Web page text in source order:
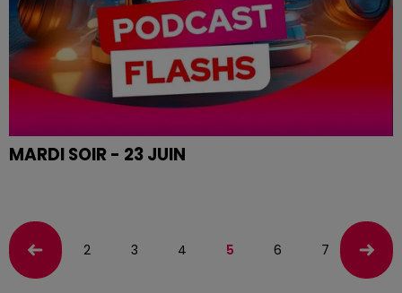
MARDI SOIR - 23 JUIN
2 3 4 5 6 7 8